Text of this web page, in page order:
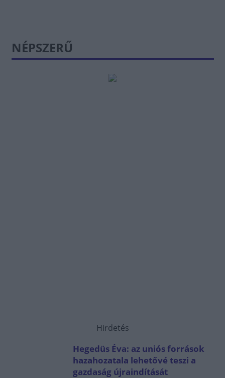
NÉPSZERŰ
Hirdetés
Hegedüs Éva: az uniós források
hazahozatala lehetővé teszi a
gazdaság újraindítását